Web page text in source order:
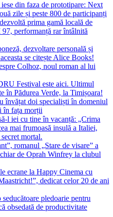
din faza de prototipare: Next
zile și peste 800 de participanți
prima gamă locală de
performanță rar întâlnită
dezvoltare personală și
se citește Alice Books!
Colhoz, noul roman al lui
Festival este aici. Ultimul
în Pădurea Verde, la Timișoara!
învățat doi specialiști în domeniul
în fața morții
l iei cu tine în vacanță: „Crima
mai frumoasă insulă a Italiei,
mortal.
romanul „Stare de visare” a
de Oprah Winfrey la clubul
ecrane la Happy Cinema cu
dedicat celor 20 de ani
pledoarie pentru
obsedată de productivitate